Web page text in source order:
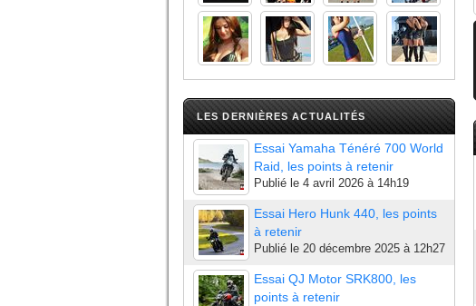
LES DERNIÈRES ACTUALITÉS
Essai Yamaha Ténéré 700 World
Raid, les points à retenir
Publié le 4 avril 2026 à 14h19
Essai Hero Hunk 440, les points
à retenir
Publié le 20 décembre 2025 à 12h27
Essai QJ Motor SRK800, les
points à retenir